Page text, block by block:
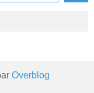
Overblog